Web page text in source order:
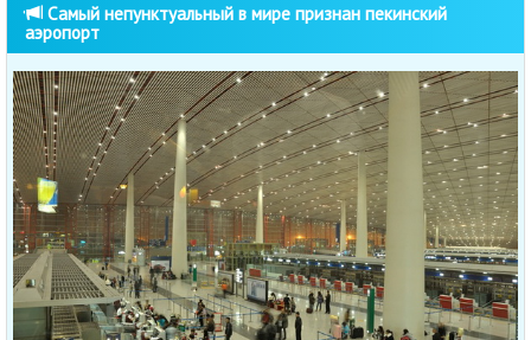
Cамый непунктуальный в мире признан пекинский
аэропорт